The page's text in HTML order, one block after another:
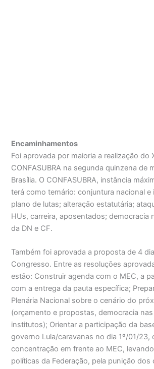
Encaminhamentos
Foi aprovada por maioria a realização do
CONFASUBRA na segunda quinzena de
Brasília. O CONFASUBRA, instância
terá como temário: conjuntura nacional e
plano de lutas; alteração estatutária;
HUs, carreira, aposentados; democracia
da DN e CF.
Também foi aprovada a proposta de 4
Congresso. Entre as resoluções
estão: Construir agenda com o MEC, a
com a entrega da pauta específica;
Plenária Nacional sobre o cenário do
(orçamento e propostas, democracia
institutos); Orientar a participação da
governo Lula/caravanas no dia 1º/01/23,
concentração em frente ao MEC,
políticas da Federação, pela punição dos